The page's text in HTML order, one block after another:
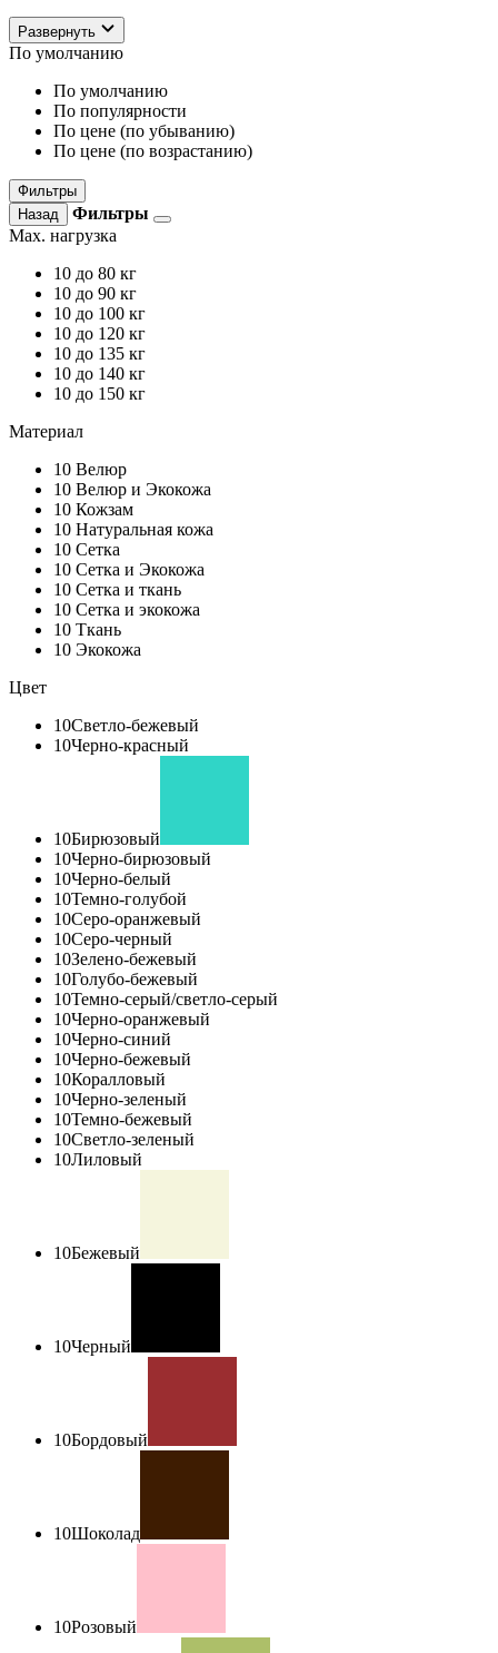
Развернуть
По умолчанию
По умолчанию
По популярности
По цене (по убыванию)
По цене (по возрастанию)
Фильтры
Назад
Фильтры
Max. нагрузка
10 до 80 кг
10 до 90 кг
10 до 100 кг
10 до 120 кг
10 до 135 кг
10 до 140 кг
10 до 150 кг
Материал
10 Велюр
10 Велюр и Экокожа
10 Кожзам
10 Натуральная кожа
10 Сетка
10 Сетка и Экокожа
10 Сетка и ткань
10 Сетка и экокожа
10 Ткань
10 Экокожа
Цвет
10Светло-бежевый
10Черно-красный
10Бирюзовый
10Черно-бирюзовый
10Черно-белый
10Темно-голубой
10Серо-оранжевый
10Серо-черный
10Зелено-бежевый
10Голубо-бежевый
10Темно-серый/светло-серый
10Черно-оранжевый
10Черно-синий
10Черно-бежевый
10Коралловый
10Черно-зеленый
10Темно-бежевый
10Светло-зеленый
10Лиловый
10Бежевый
10Черный
10Бордовый
10Шоколад
10Розовый